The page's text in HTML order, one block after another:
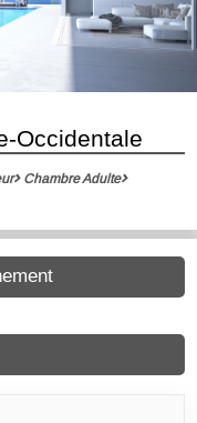
Occidentale
Chambre Adulte